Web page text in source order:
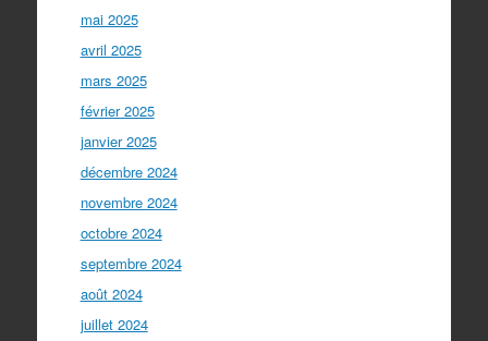
mai 2025
avril 2025
mars 2025
février 2025
janvier 2025
décembre 2024
novembre 2024
octobre 2024
septembre 2024
août 2024
juillet 2024